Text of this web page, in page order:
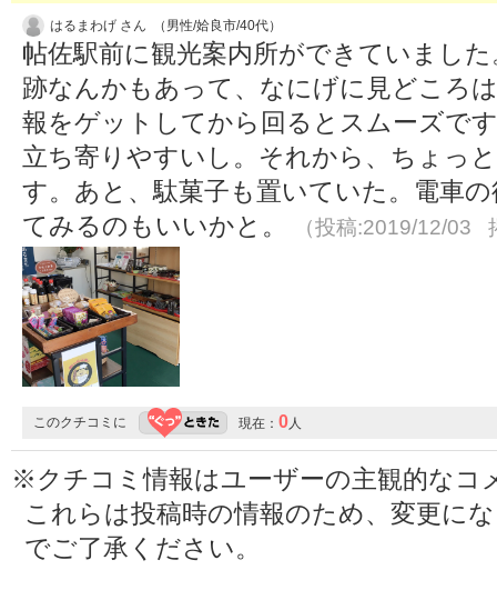
はるまわげ さん （男性/姶良市/40代）
帖佐駅前に観光案内所ができていまし
跡なんかもあって、なにげに見どころ
報をゲットしてから回るとスムーズで
立ち寄りやすいし。それから、ちょっ
す。あと、駄菓子も置いていた。電車
てみるのもいいかと。
（投稿:2019/12/03
このクチコミに 現在： 0 人
※クチコミ情報はユーザーの主観的なコ
これらは投稿時の情報のため、変更に
でご了承ください。